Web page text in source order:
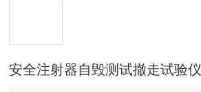
安全注射器自毁测试撤走试验仪